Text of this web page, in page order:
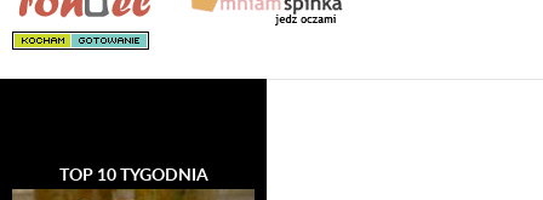
TOP 10 TYGODNIA